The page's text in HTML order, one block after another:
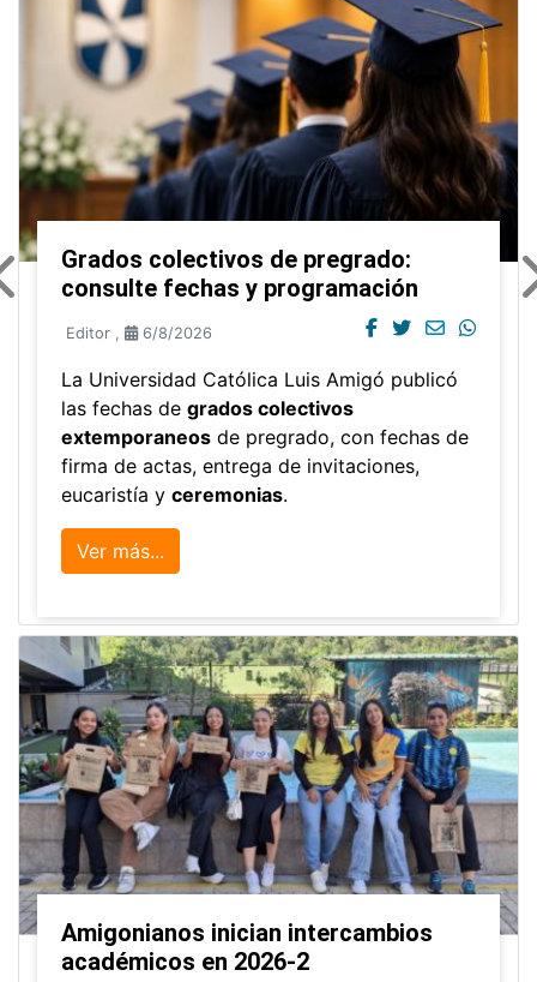
Grados colectivos de pregrado:
consulte fechas y programación
Editor , 6/8/2026
La Universidad Católica Luis Amigó publicó
las fechas de grados colectivos
extemporaneos de pregrado, con fechas de
firma de actas, entrega de invitaciones,
eucaristía y ceremonias.
Ver más...
Amigonianos inician intercambios
académicos en 2026-2